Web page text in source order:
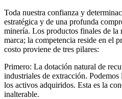
Toda nuestra confianza y
estratégica y de una profunda
minería. Los productos finales de la
marca; la competencia reside en el
costo proviene de tres pilares:
Primero: La dotación natural de
industriales de extracción.
los activos adquiridos. Esta es la
inalterable.